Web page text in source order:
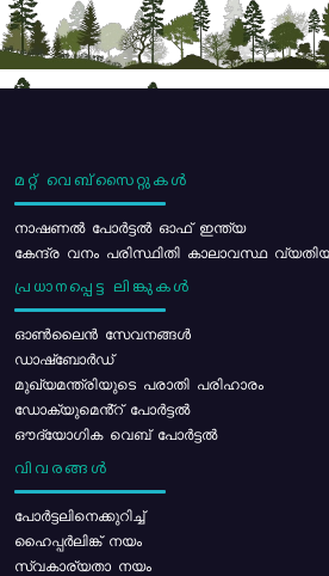
മറ്റ് വെബ്സൈറ്റുകൾ
നാഷണൽ പോർട്ടൽ ഓഫ് ഇന്ത്യ
കേന്ദ്ര വനം പരിസ്ഥിതി കാലാവസ്ഥ
പ്രധാനപ്പെട്ട ലിങ്കുകൾ
ഓൺലൈൻ സേവനങ്ങൾ
ഡാഷ്ബോർഡ്
മുഖ്യമന്ത്രിയുടെ പരാതി പരിഹാരം
ഡോക്യുമെൻ്റ് പോർട്ടൽ
ഔദ്യോഗിക വെബ് പോർട്ടൽ
വിവരങ്ങൾ
പോര്‍ട്ടലിനെക്കുറിച്ച്
ഹൈപ്പർലിങ്ക് നയം
സ്വകാര്യതാ നയം